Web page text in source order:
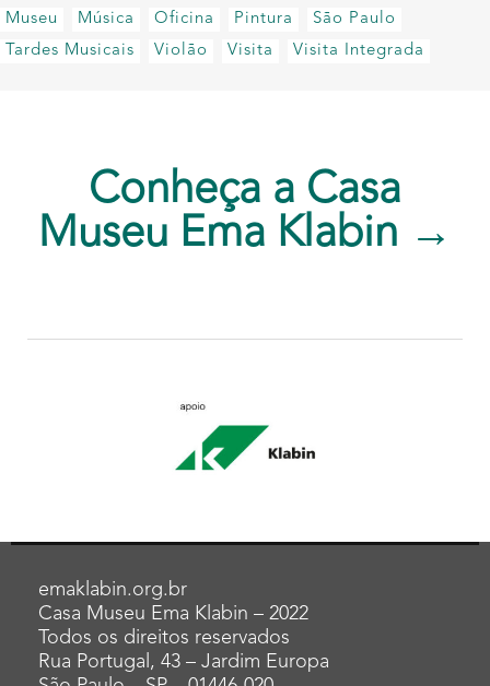
Museu
Música Oficina Pintura
São Paulo
Tardes Musicais
Violão Visita Visita Integrada
Conheça a Casa
Museu Ema Klabin →
emaklabin.org.br
Casa Museu Ema Klabin – 2022
Todos os direitos reservados
Rua Portugal, 43 – Jardim Europa